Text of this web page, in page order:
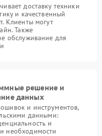
доставку техники
и качественный
Клиенты могут
Также
обслуживание для
решение и
данных
и инструментов,
данными:
и
необходимости